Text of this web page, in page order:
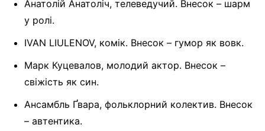
Анатолій Анатоліч, телеведучий. Внесок – шарм
у ролі.
IVAN LIULENOV, комік. Внесок – гумор як вовк.
Марк Куцевалов, молодий актор. Внесок –
свіжість як син.
Ансамбль Ґвара, фольклорний колектив. Внесок
– автентика.